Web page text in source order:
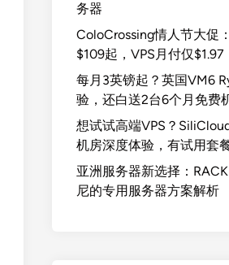
务器
ColoCrossing情人节大促
$109起，VPS月付仅$1.97
每月3英镑起？英国VM6
验，还白送2台6个月免费
想试试高端VPS？
机房深度体验，有试用套
亚洲服务器新选择：
尼的专用服务器方案解析